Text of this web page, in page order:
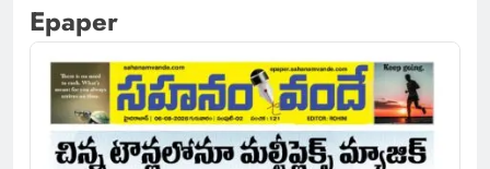
Epaper